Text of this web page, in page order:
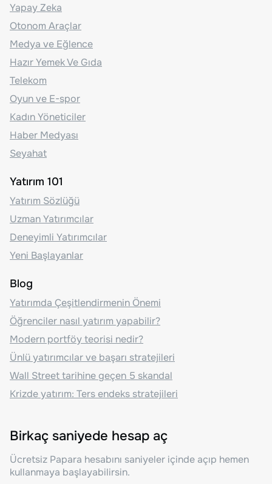
Yapay Zeka
Otonom Araçlar
Medya ve Eğlence
Hazır Yemek Ve Gıda
Telekom
Oyun ve E-spor
Kadın Yöneticiler
Haber Medyası
Seyahat
Yatırım 101
Yatırım Sözlüğü
Uzman Yatırımcılar
Deneyimli Yatırımcılar
Yeni Başlayanlar
Blog
Yatırımda Çeşitlendirmenin Önemi
Öğrenciler nasıl yatırım yapabilir?
Modern portföy teorisi nedir?
Ünlü yatırımcılar ve başarı stratejileri
Wall Street tarihine geçen 5 skandal
Krizde yatırım: Ters endeks stratejileri
Birkaç saniyede hesap aç
Ücretsiz Papara hesabını saniyeler içinde açıp hemen
kullanmaya başlayabilirsin.